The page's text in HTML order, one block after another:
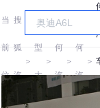
当
前
位
搜
狐
汽
车
＞
车
型
大
全
＞
几
何
汽
＞
何
汽
＞